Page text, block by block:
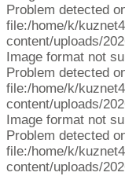
Problem detected
file:/home/k/
content/uploads/
Image format not
Problem detected
file:/home/k/
content/uploads/
Image format not
Problem detected
file:/home/k/
content/uploads/